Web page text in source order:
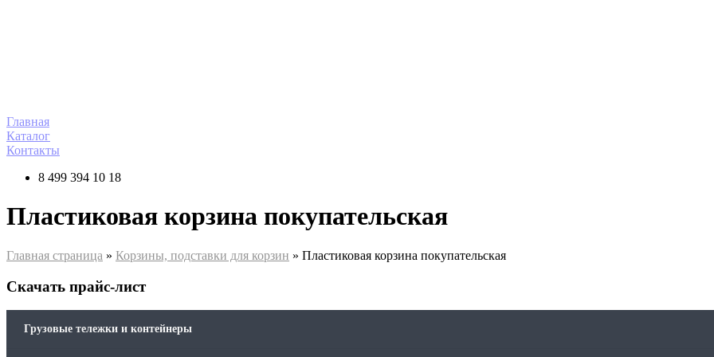
Главная
Каталог
Контакты
8 499 394 10 18
Пластиковая корзина покупательская
Главная страница » Корзины, подставки для корзин » Пластиковая корзина покупательская
Скачать прайс-лист
Грузовые тележки и контейнеры